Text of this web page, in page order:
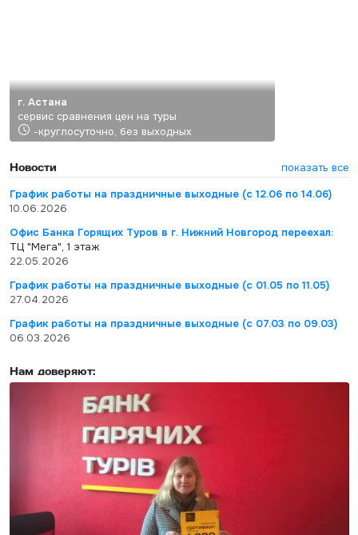
г. Астана
сервис сравнения цен на туры
-круглосуточно, без выходных
Новости
показать все
График работы на праздничные выходные (с 12.06 по 14.06)
10.06.2026
Офис Банка Горящих Туров в г. Нижний Новгород переехал:
ТЦ "Мега", 1 этаж
22.05.2026
График работы на праздничные выходные (с 01.05 по 11.05)
27.04.2026
График работы на праздничные выходные (с 07.03 по 09.03)
06.03.2026
Нам доверяют: